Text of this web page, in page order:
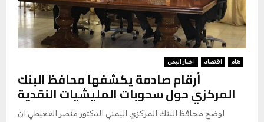
اخبار اليمن اقتصاد هام
أرقام صادمة يكشفها محافظ البنك
المركزي حول سحوبات المليشيات النقدية
اوضح محافظ البنك المركزي اليمني الدكتور منصر القعيطي ان